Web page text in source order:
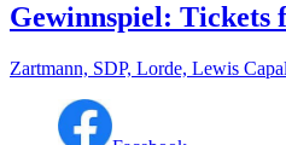
Gewinnspiel: Tickets
Zartmann, SDP, Lorde, Lewis